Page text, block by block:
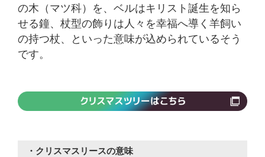
の木（マツ科）を、ベルはキリスト誕生を知ら
せる鐘、杖型の飾りは人々を幸福へ導く羊飼い
の持つ杖、といった意味が込められているそう
です。
・クリスマスリースの意味